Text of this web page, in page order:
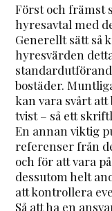
Först och främst
hyresavtal med
Generellt sätt så
hyresvärden
bostäder.
kan vara svårt att
tvist – så ett
En annan viktig
referenser från
och för att vara
dessutom helt
att kontrollera
Så att ha en